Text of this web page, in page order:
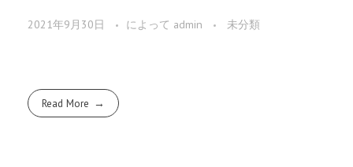
2021年9月30日 によって admin 未分類
Read More